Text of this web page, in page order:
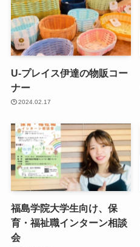
U-プレイス伊達の物販コー
ナー
2024.02.17
福島学院大学生向け、保
育・福祉職インターン相談
会